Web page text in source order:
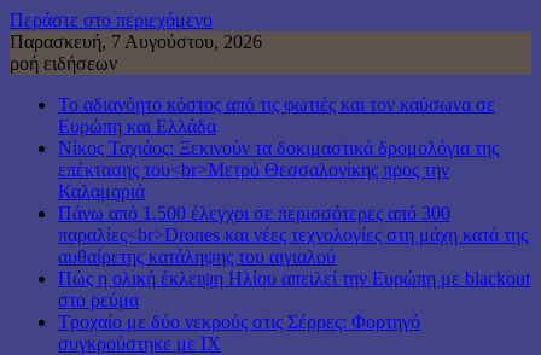
Περάστε στο περιεχόμενο
Παρασκευή, 7 Αυγούστου, 2026
ροή ειδήσεων
Το αδιανόητο κόστος από τις φωτιές και τον καύσωνα σε
Ευρώπη και Ελλάδα
Νίκος Ταχιάος: Ξεκινούν τα δοκιμαστικά δρομολόγια της
επέκτασης του<br>Μετρό Θεσσαλονίκης προς την
Καλαμαριά
Πάνω από 1.500 έλεγχοι σε περισσότερες από 300
παραλίες<br>Drones και νέες τεχνολογίες στη μάχη κατά της
αυθαίρετης κατάληψης του αιγιαλού
Πώς η ολική έκλειψη Ηλίου απειλεί την Ευρώπη με blackout
στο ρεύμα
Τροχαίο με δύο νεκρούς στις Σέρρες: Φορτηγό
συγκρούστηκε με ΙΧ